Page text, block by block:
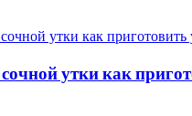
утки как